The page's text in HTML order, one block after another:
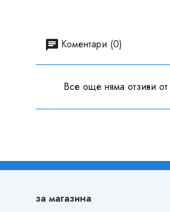
Коментари (0)
Все още няма отзиви от
за магазина